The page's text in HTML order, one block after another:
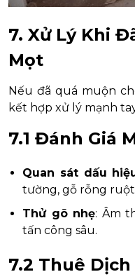
7. Xử Lý Khi
Mọt
Nếu đã quá muộn
kết hợp xử lý mạnh
7.1 Đánh Giá
Quan sát dấu
tường, gỗ rỗng
Thử gõ nhẹ: Âm
tấn công sâu.
7.2 Thuê